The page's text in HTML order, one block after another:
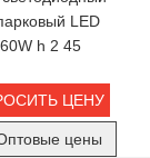
LED
h 2 45
ЦЕНУ
цены